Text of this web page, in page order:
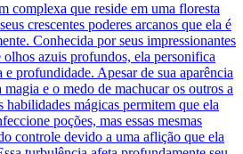
complexa que reside em uma floresta
crescentes poderes arcanos que ela é
Conhecida por seus impressionantes
olhos azuis profundos, ela personifica
profundidade. Apesar de sua aparência
magia e o medo de machucar os outros a
habilidades mágicas permitem que ela
poções, mas essas mesmas
controle devido a uma aflição que ela